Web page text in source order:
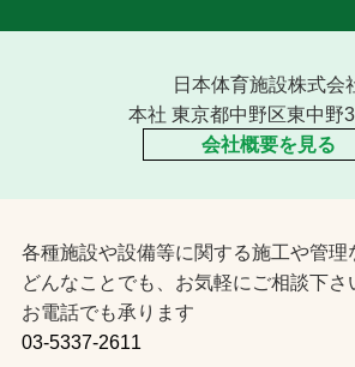
日本体育施設株式会
本社 東京都中野区東中野
会社概要を見る
各種施設や設備等に関する施工や管理
どんなことでも、お気軽にご相談下さ
お電話でも承ります
03-5337-2611